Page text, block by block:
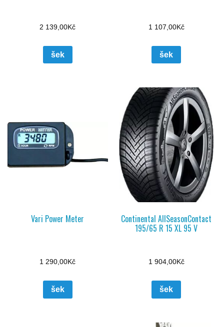
2 139,00Kč
šek
1 107,00Kč
šek
Vari Power Meter
1 290,00Kč
šek
Continental AllSeasonContact
195/65 R 15 XL 95 V
1 904,00Kč
šek